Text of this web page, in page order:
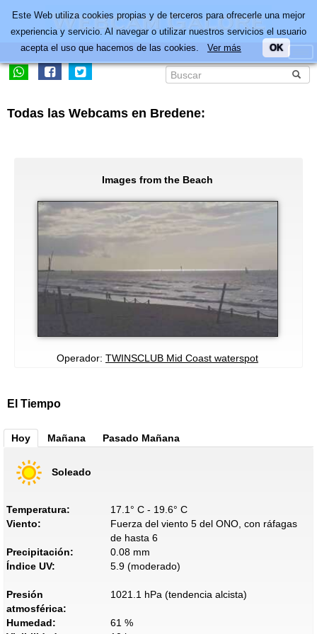
Todas las Webcams en Bredene:
Images from the Beach
Operador: TWINSCLUB Mid Coast waterspot
El Tiempo
Hoy Mañana Pasado Mañana
Soleado
Temperatura:
17.1° C - 19.6° C
Viento:
Fuerza del viento 5 del ONO, con ráfagas
de hasta 6
Precipitación:
0.08 mm
Índice UV:
5.9 (moderado)
Presión
atmosférica:
1021.1 hPa (tendencia alcista)
Humedad:
61 %
Este Web utiliza cookies propias y de terceros para ofrecerle una mejor
experiencia y servicio. Al navegar o utilizar nuestros servicios el usuario
acepta el uso que hacemos de las cookies. Ver más OK